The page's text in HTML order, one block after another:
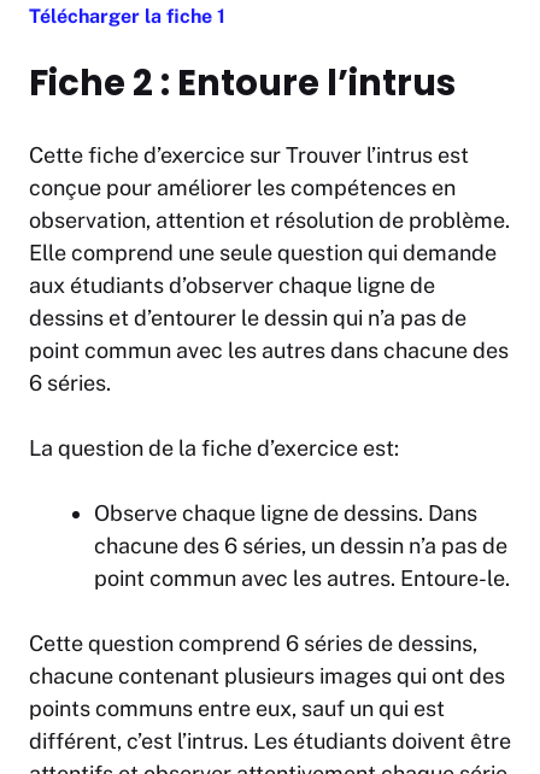
Télécharger la fiche 1
Fiche 2 : Entoure l’intrus
Cette fiche d’exercice sur Trouver l’intrus est
conçue pour améliorer les compétences en
observation, attention et résolution de problème.
Elle comprend une seule question qui demande
aux étudiants d’observer chaque ligne de
dessins et d’entourer le dessin qui n’a pas de
point commun avec les autres dans chacune des
6 séries.
La question de la fiche d’exercice est:
Observe chaque ligne de dessins. Dans
chacune des 6 séries, un dessin n’a pas de
point commun avec les autres. Entoure-le.
Cette question comprend 6 séries de dessins,
chacune contenant plusieurs images qui ont des
points communs entre eux, sauf un qui est
différent, c’est l’intrus. Les étudiants doivent être